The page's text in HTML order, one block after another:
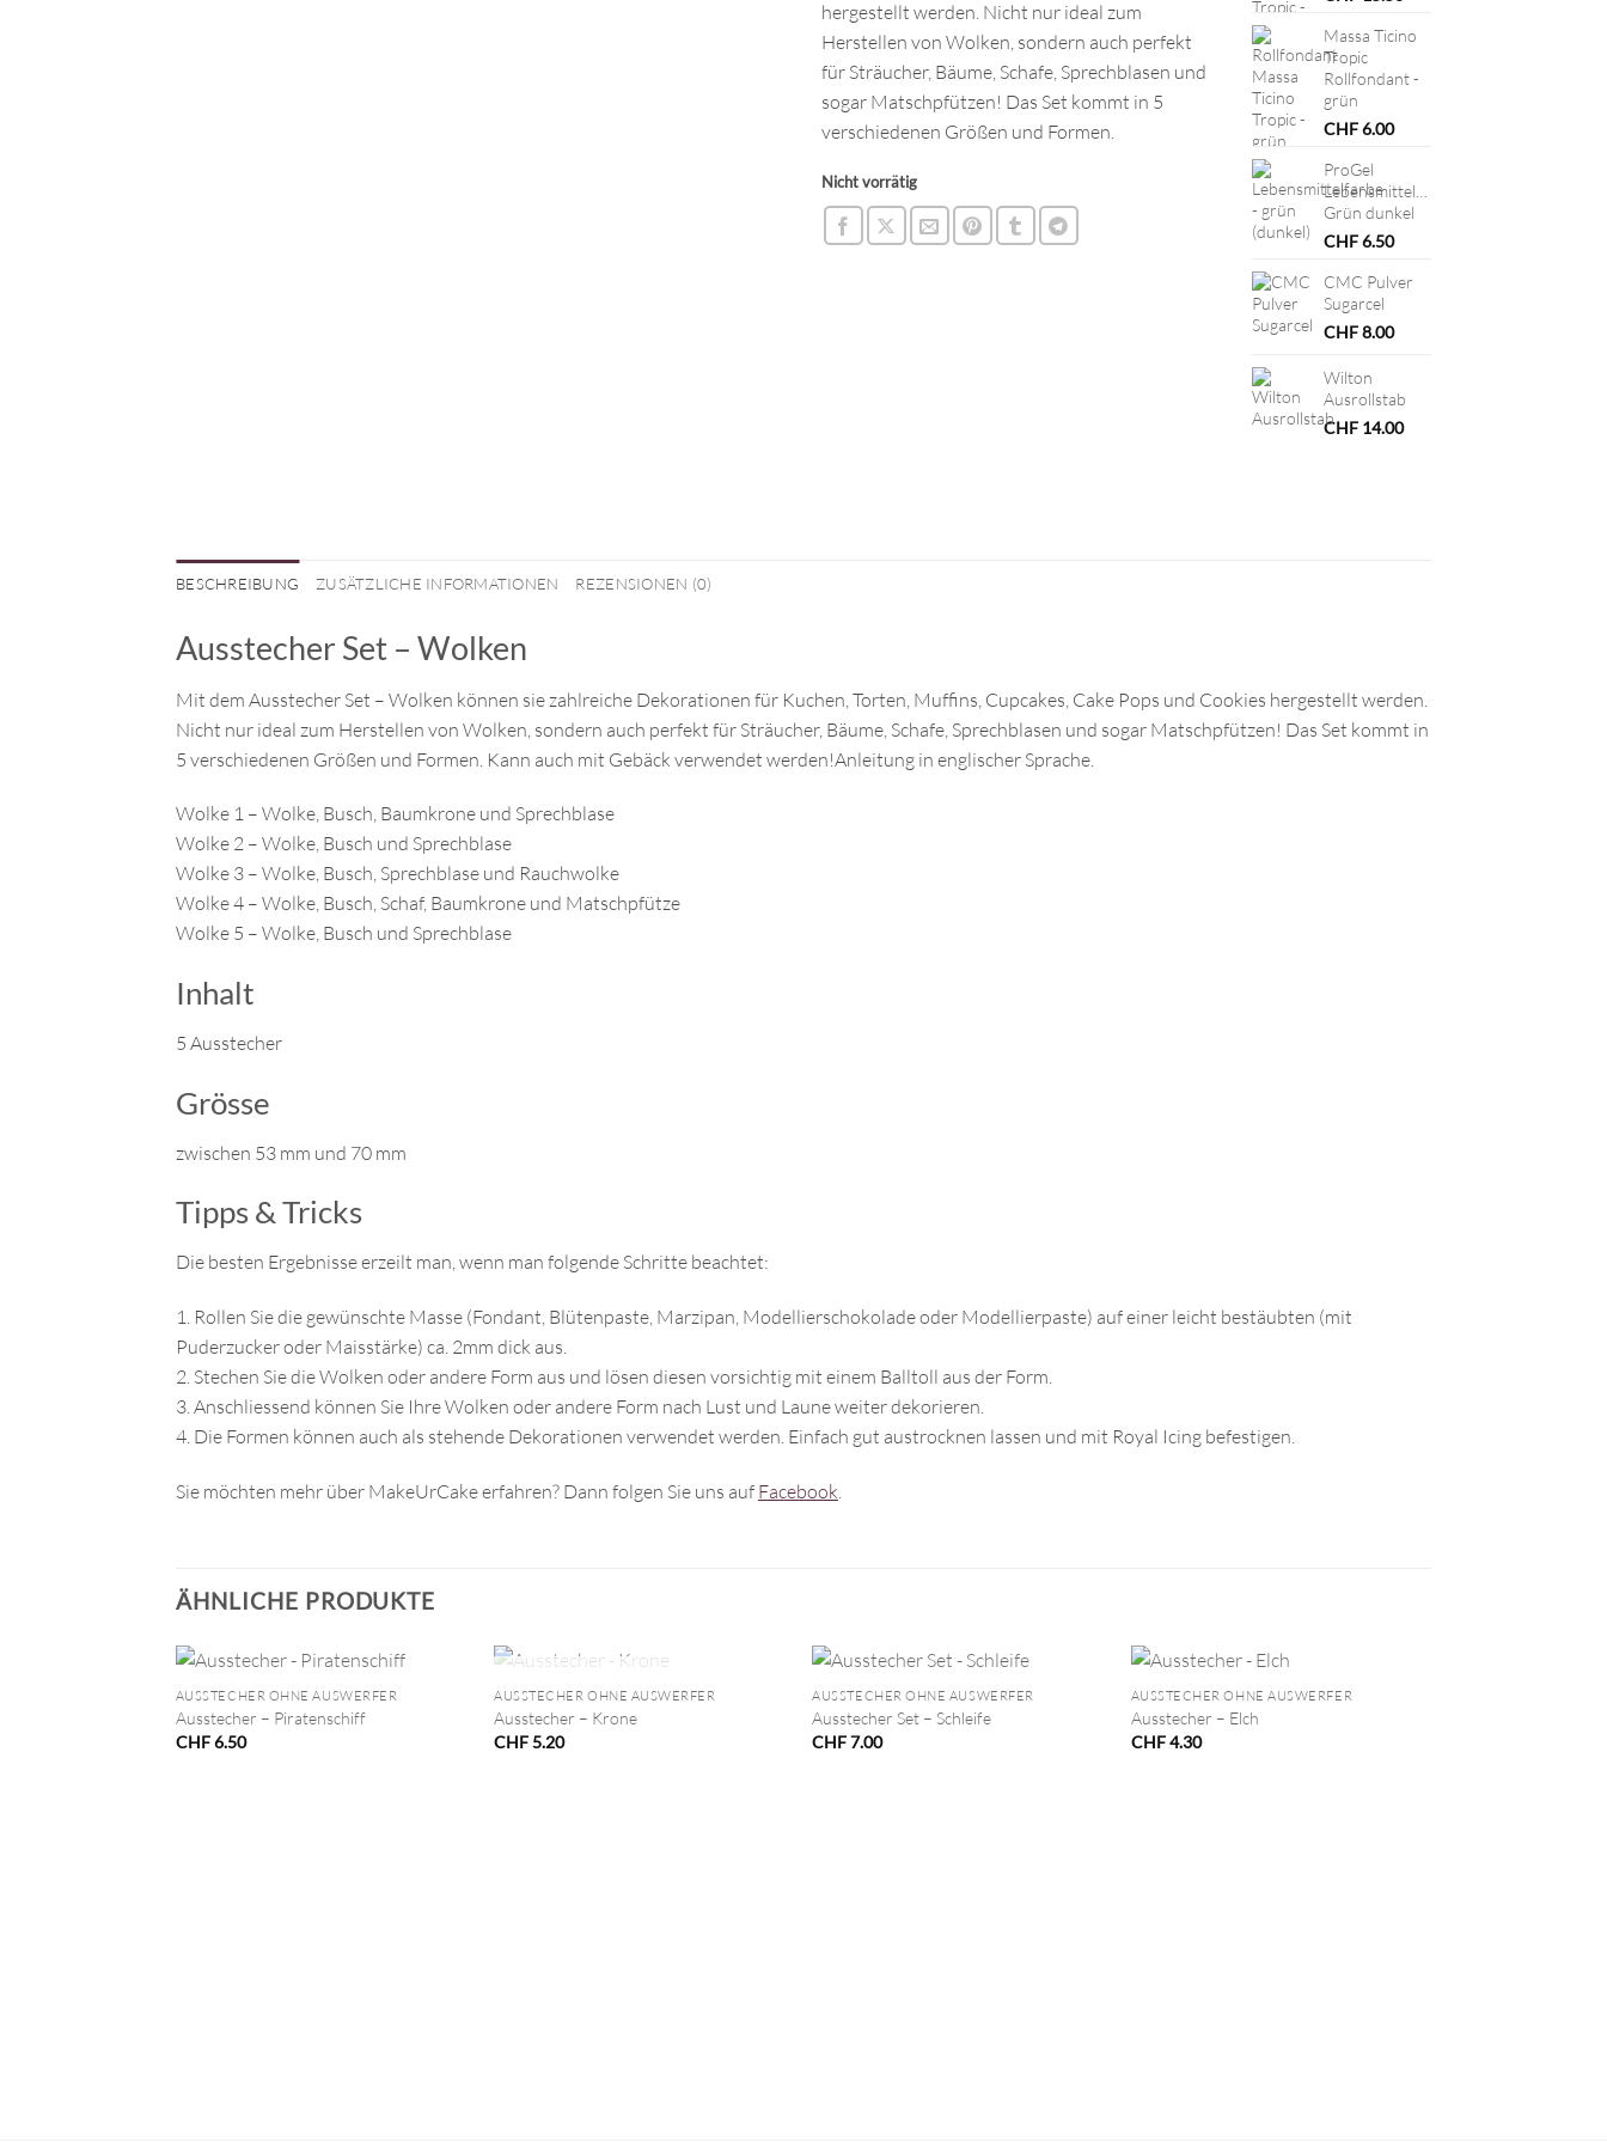
hergestellt werden. Nicht nur ideal zum
Herstellen von Wolken, sondern auch perfekt
für Sträucher, Bäume, Schafe, Sprechblasen und
sogar Matschpfützen! Das Set kommt in 5
verschiedenen Größen und Formen.
Nicht vorrätig
Massa Ticino
Tropic
Rollfondant -
grün
CHF6.00
ProGel
Lebensmittelfarbe
Grün dunkel
CHF6.50
CMC Pulver
Sugarcel
CHF8.00
Wilton
Ausrollstab
CHF 14.00
BESCHREIBUNG ZUSÄTZLICHE INFORMATIONEN REZENSIONEN (0)
Ausstecher Set – Wolken
Mit dem Ausstecher Set – Wolken können sie zahlreiche Dekorationen für Kuchen, Torten, Muffins, Cupcakes, Cake Pops und Cookies hergestellt werden.
Nicht nur ideal zum Herstellen von Wolken, sondern auch perfekt für Sträucher, Bäume, Schafe, Sprechblasen und sogar Matschpfützen! Das Set kommt in
5 verschiedenen Größen und Formen. Kann auch mit Gebäck verwendet werden!Anleitung in englischer Sprache.
Wolke 1 – Wolke, Busch, Baumkrone und Sprechblase
Wolke 2 – Wolke, Busch und Sprechblase
Wolke 3 – Wolke, Busch, Sprechblase und Rauchwolke
Wolke 4 – Wolke, Busch, Schaf, Baumkrone und Matschpfütze
Wolke 5 – Wolke, Busch und Sprechblase
Inhalt
5 Ausstecher
Grösse
zwischen 53 mm und 70 mm
Tipps & Tricks
Die besten Ergebnisse erzeilt man, wenn man folgende Schritte beachtet:
1. Rollen Sie die gewünschte Masse (Fondant, Blütenpaste, Marzipan, Modellierschokolade oder Modellierpaste) auf einer leicht bestäubten (mit
Puderzucker oder Maisstärke) ca. 2mm dick aus.
2. Stechen Sie die Wolken oder andere Form aus und lösen diesen vorsichtig mit einem Balltoll aus der Form.
3. Anschliessend können Sie Ihre Wolken oder andere Form nach Lust und Laune weiter dekorieren.
4. Die Formen können auch als stehende Dekorationen verwendet werden. Einfach gut austrocknen lassen und mit Royal Icing befestigen.
Sie möchten mehr über MakeUrCake erfahren? Dann folgen Sie uns auf Facebook
ÄHNLICHE PRODUKTE
AUSSTECHER OHNE AUSWERFER
Ausstecher – Piratenschiff
CHF6.50
NICHT VORRÄTIG
AUSSTECHER OHNE AUSWERFER
Ausstecher – Krone
CHF5.20
AUSSTECHER OHNE AUSWERFER
Ausstecher Set – Schleife
CHF7.00
AUSSTECHER OHNE AUSWERFER
Ausstecher – Elch
CHF4.30